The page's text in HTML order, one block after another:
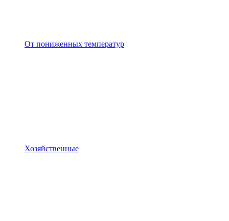
От пониженных температур
Хозяйственные